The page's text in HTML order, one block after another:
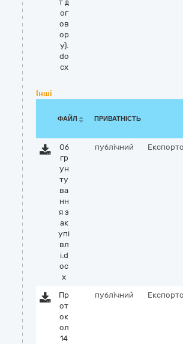
т д
ог
ов
ор
у).
do
cx
Інші
ФАЙЛ ПРИВАТНІСТЬ
Об
гр
ун
ту
ва
нн
я з
ак
упі
вл
і.d
oc
x
публічний
Пр
от
ок
ол
14
публічний